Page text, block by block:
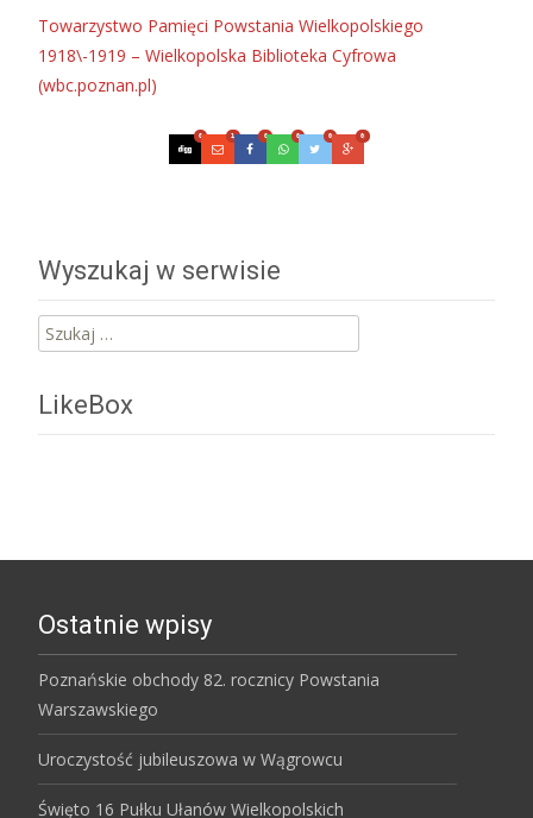
Towarzystwo Pamięci Powstania Wielkopolskiego
1918\-1919 – Wielkopolska Biblioteka Cyfrowa
(wbc.poznan.pl)
0 1 0 0 0 0
Wyszukaj w serwisie
Szukaj:
LikeBox
Ostatnie wpisy
Poznańskie obchody 82. rocznicy Powstania
Warszawskiego
Uroczystość jubileuszowa w Wągrowcu
Święto 16 Pułku Ułanów Wielkopolskich